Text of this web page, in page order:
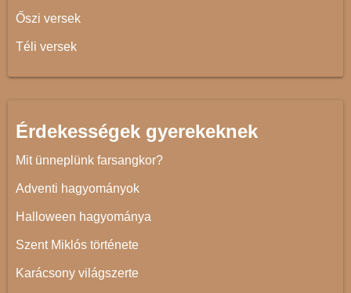
Őszi versek
Téli versek
Érdekességek gyerekeknek
Mit ünneplünk farsangkor?
Adventi hagyományok
Halloween hagyománya
Szent Miklós története
Karácsony világszerte